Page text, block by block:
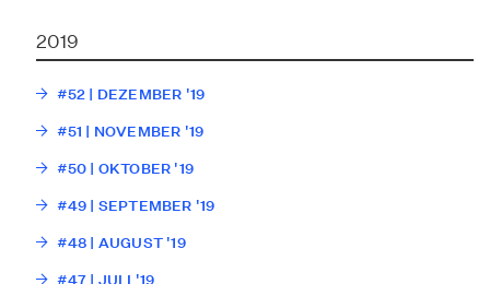
2019
#52 | DEZEMBER '19
#51 | NOVEMBER '19
#50 | OKTOBER '19
#49 | SEPTEMBER '19
#48 | AUGUST '19